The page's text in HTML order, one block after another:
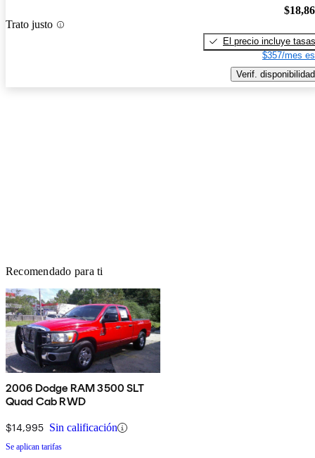
Trato justo
El precio incluye tasas
$357/mes
Verif. disponibilidad
Recomendado para ti
2006 Dodge RAM 3500 SLT
Quad Cab RWD
$14,995 Sin calificación
Se aplican tarifas